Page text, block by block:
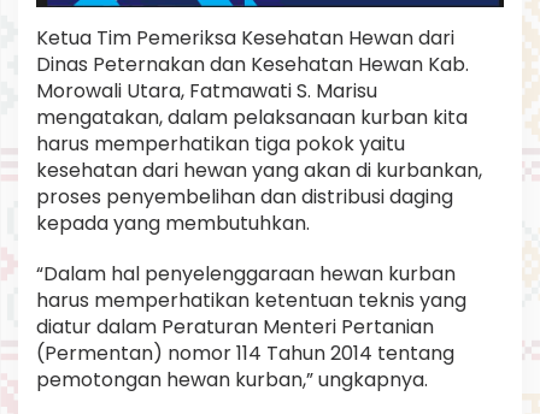
a
s
P
e
t
e
r
n
a
k
n
Ketua Tim Pemeriksa Kesehatan Hewan dari
Dinas Peternakan dan Kesehatan Hewan Kab.
Morowali Utara, Fatmawati S. Marisu
mengatakan, dalam pelaksanaan kurban kita
harus memperhatikan tiga pokok yaitu
kesehatan dari hewan yang akan di kurbankan,
proses penyembelihan dan distribusi daging
kepada yang membutuhkan.
“Dalam hal penyelenggaraan hewan kurban
harus memperhatikan ketentuan teknis yang
diatur dalam Peraturan Menteri Pertanian
(Permentan) nomor 114 Tahun 2014 tentang
pemotongan hewan kurban,” ungkapnya.